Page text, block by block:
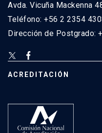
Avda. Vicuña Mackenna
Teléfono: +56 2 2354
Dirección de Postgrado:
ACREDITACIÓN